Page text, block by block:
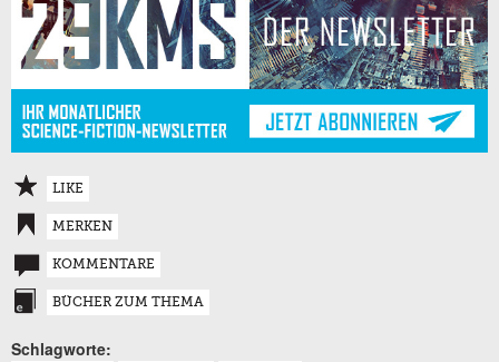
LIKE
MERKEN
KOMMENTARE
BÜCHER ZUM THEMA
Schlagworte: